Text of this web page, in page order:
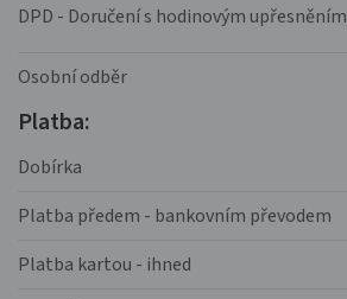
DPD - Doručení s hodinovým upřesněním
Osobní odběr
Platba:
Dobírka
Platba předem - bankovním převodem
Platba kartou - ihned